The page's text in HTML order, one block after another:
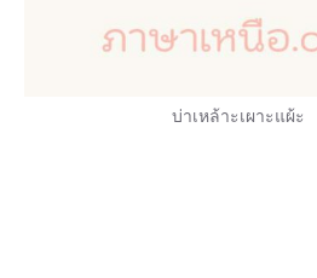
บ่าเหล้าะเผาะแผ้ะ